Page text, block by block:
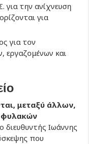
για την ανίχνευση
για
για τον
εργαζομένων και
μεταξύ άλλων,
διευθυντής Ιωάννης
που